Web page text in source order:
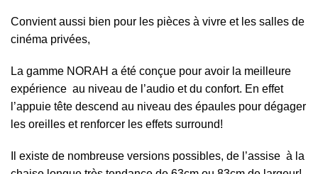
Convient aussi bien pour les pièces à vivre et les salles de
cinéma privées,
La gamme NORAH a été conçue pour avoir la meilleure
expérience au niveau de l’audio et du confort. En effet
l’appuie tête descend au niveau des épaules pour dégager
les oreilles et renforcer les effets surround!
Il existe de nombreuse versions possibles, de l’assise à la